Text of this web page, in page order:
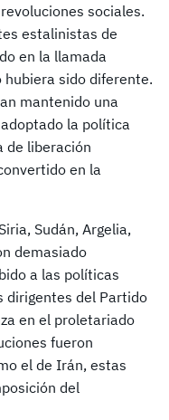
sociales.
estalinistas de
en la llamada
hubiera sido diferente.
mantenido una
la política
de liberación
en la
Sudán, Argelia,
demasiado
a las políticas
dirigentes del Partido
en el proletariado
fueron
el de Irán, estas
del